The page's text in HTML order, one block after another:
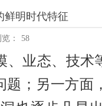
鲜明时代特征
： 58
业态、技术
题；另一方面